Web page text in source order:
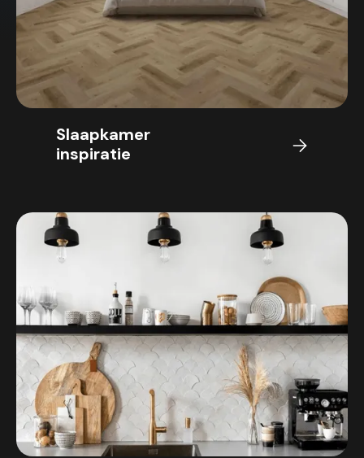
Slaapkamer
inspiratie